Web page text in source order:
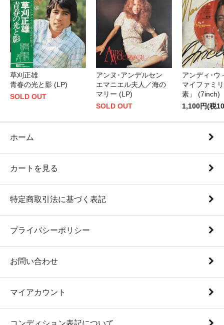
草刈正雄
青春の光と影 (LP)
SOLD OUT
アンヌ･アンデルセン
エマニエル夫人／海の
マリー (LP)
SOLD OUT
アンディ･ウ
マイファミ
素」 (7inch)
1,100円(税
ホーム
カートを見る
特定商取引法に基づく表記
プライバシーポリシー
お問い合わせ
マイアカウント
コンディション表記について